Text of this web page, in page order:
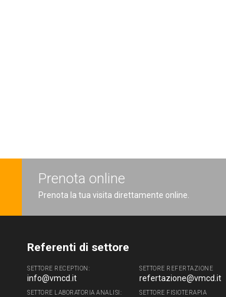
Prenota online
Prenota la tua visita direttamente online.
Referenti di settore
SETTORE RECEPTION:
info@vmcd.it
SETTORE LABORATORIA ANALISI:
SETTORE REFERTAZIONE
refertazione@vmcd.it
SETTORE FISIOTERAPIA